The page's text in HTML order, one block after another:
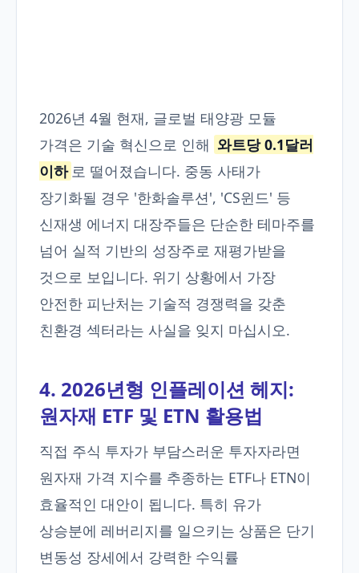
2026년 4월 현재, 글로벌 태양광 모듈
가격은 기술 혁신으로 인해 와트당 0.1달러
이하 로 떨어졌습니다. 중동 사태가
장기화될 경우 '한화솔루션', 'CS윈드' 등
신재생 에너지 대장주들은 단순한 테마주를
넘어 실적 기반의 성장주로 재평가받을
것으로 보입니다. 위기 상황에서 가장
안전한 피난처는 기술적 경쟁력을 갖춘
친환경 섹터라는 사실을 잊지 마십시오.
4. 2026년형 인플레이션 헤지:
원자재 ETF 및 ETN 활용법
직접 주식 투자가 부담스러운 투자자라면
원자재 가격 지수를 추종하는 ETF나 ETN이
효율적인 대안이 됩니다. 특히 유가
상승분에 레버리지를 일으키는 상품은 단기
변동성 장세에서 강력한 수익률